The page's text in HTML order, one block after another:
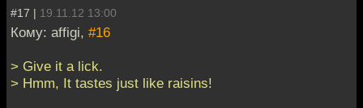
#17 | 19.11.12 13:00
Кому: affigi, #16
> Give it a lick.
> Hmm, It tastes just like raisins!